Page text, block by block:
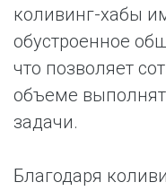
коливинг-хабы
обустроенное
что позволяет
объеме
задачи.
Благодаря